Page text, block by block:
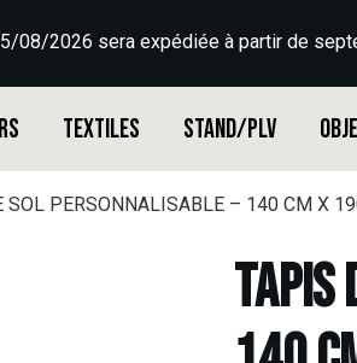
08/2026 sera expédiée à partir de
Textiles Stand/PLV
SOL PERSONNALISABLE – 140 CM X
TAPIS